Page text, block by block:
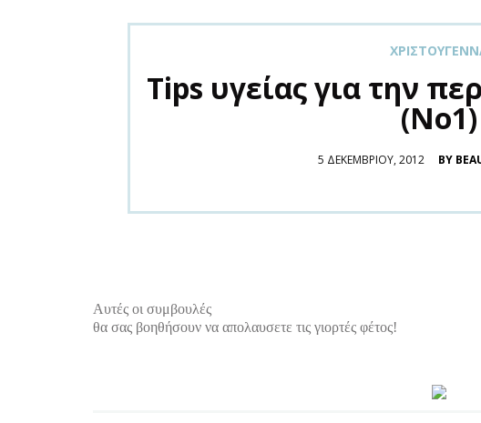
Tips υγείας για την
(Νο1)
POSTED
5 ΔΕΚΕΜΒΡΊΟΥ, 2012 BY
Αυτές οι συμβουλές
θα σας βοηθήσουν να απολαυσετε τις γιορτές φέτος!